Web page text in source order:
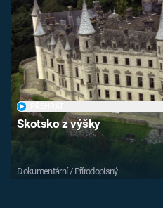
Skotsko z výšky
Dokumentární / Přírodopisný